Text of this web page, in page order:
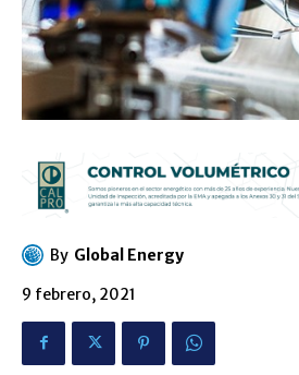
By Global Energy
9 febrero, 2021